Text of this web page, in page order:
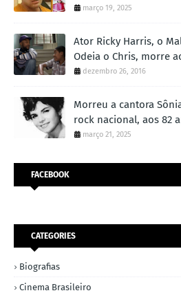
março 19, 2025
Ator Ricky Harris, o
Odeia o Chris, morre
dezembro 26, 2016
Morreu a cantora
rock nacional, aos 82
março 21, 2025
FACEBOOK
CATEGORIES
Biografias
Cinema Brasileiro